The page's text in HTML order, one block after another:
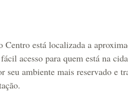
Centro está localizada a
acesso para quem está na
seu ambiente mais reservado e